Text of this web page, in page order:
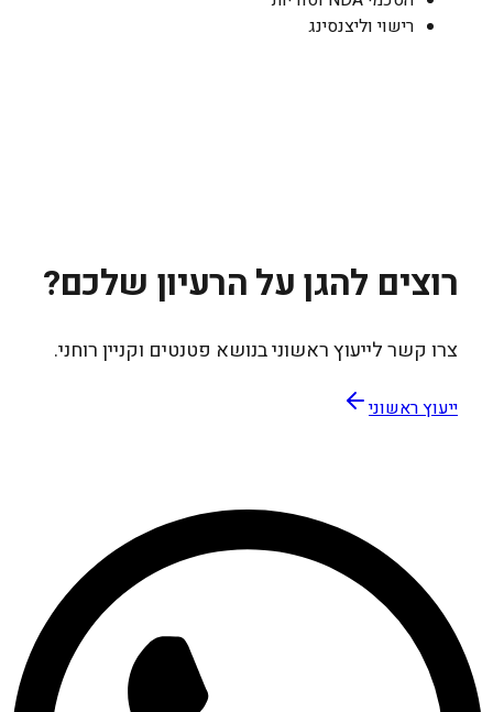
רישוי וליצנסינג
רוצים להגן על הרעיון שלכם?
צרו קשר לייעוץ ראשוני בנושא פטנטים וקניין רוחני.
ייעוץ ראשוני